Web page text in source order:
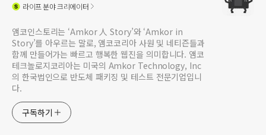
라이프분야 크리에이터
앰코인스토리는 ‘Amkor 人 Story’와 ‘Amkor in
Story’를 아우르는 말로, 앰코코리아 사원 및 네티즌들과
함께 만들어가는 빠르고 행복한 웹진을 의미합니다. 앰코
테크놀로지코리아는 미국의 Amkor Technology, Inc
의 한국법인으로 반도체 패키징 및 테스트 전문기업입니
다.
구독하기